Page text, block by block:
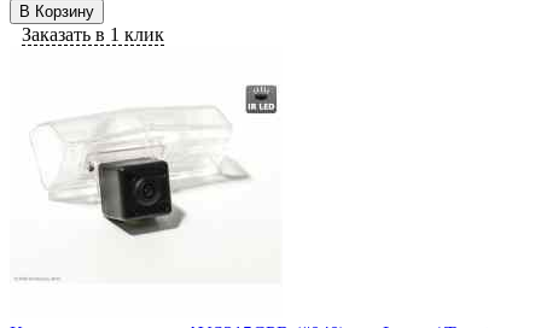
В Корзину
Заказать в 1 клик